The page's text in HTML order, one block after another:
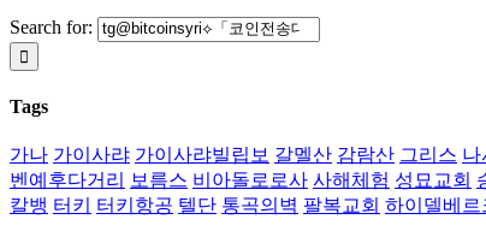
Search for:
Tags
가나 가이사랴 가이사랴빌립보 갈멜산 감람산 그리스 나
벤예후다거리
보름스 비아돌로로사 사해체험 성묘교회
칼뱅 터키 터키항공 텔단 통곡의벽 팔복교회 하이델베르